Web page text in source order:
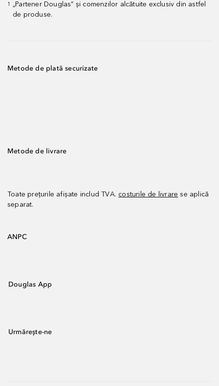
1
„Partener Douglas” și comenzilor alcătuite exclusiv din astfel
de produse.
Metode de plată securizate
Metode de livrare
Toate prețurile afișate includ TVA. costurile de livrare se aplică
separat.
ANPC
Douglas App
Urmărește-ne